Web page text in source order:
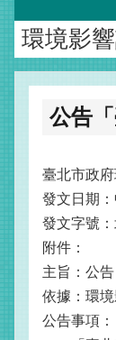
環境影
公告
臺北市政
發文日期
發文字號
附件：
主旨：公
依據：環境
公告事項：